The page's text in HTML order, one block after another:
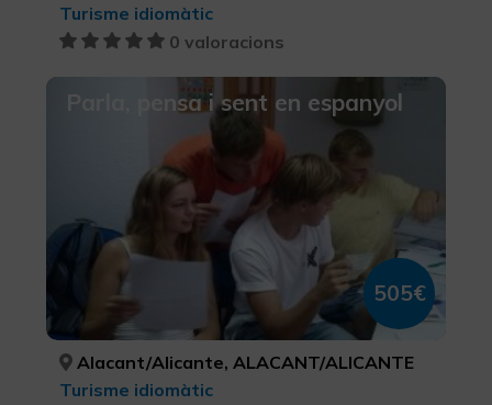
Turisme idiomàtic
0 valoracions
Parla, pensa i sent en espanyol
505€
Alacant/Alicante, ALACANT/ALICANTE
Turisme idiomàtic